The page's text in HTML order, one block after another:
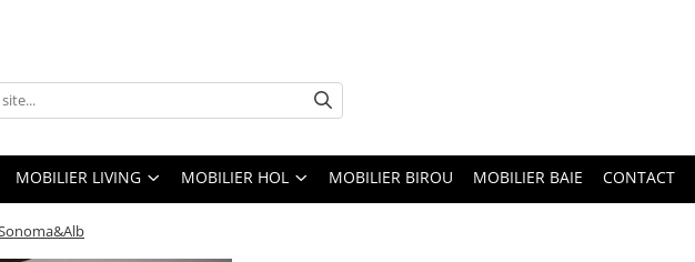
MOBILIER LIVING MOBILIER HOL MOBILIER BIROU MOBILIER BAIE CONTACT